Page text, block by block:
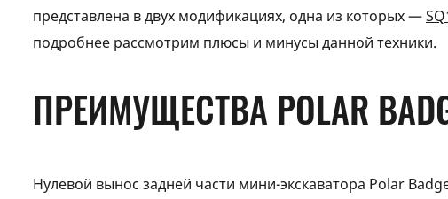
представлена в двух модификациях, одна из которых —
подробнее рассмотрим плюсы и минусы данной техники.
ПРЕИМУЩЕСТВА POLAR
Нулевой вынос задней части мини-экскаватора Polar